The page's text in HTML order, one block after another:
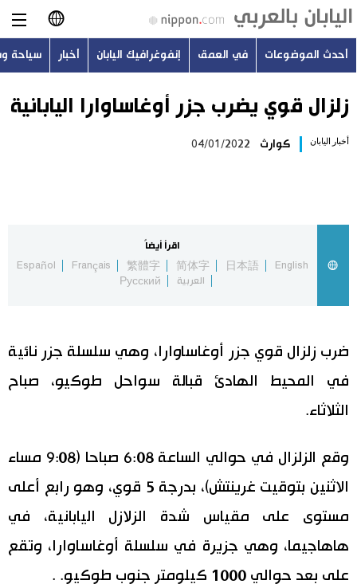
日本語
English
Español
أحدث الموضوعات
اليابان في فيديو
علوم وتكنولوجيا
الأقسام
أحدث الموضوعات في العمق إنفوغرافيك اليابان أخبار سياحة
زلزال قوي يضرب جزر أوغاساوارا اليابانية
أخبار اليابان كوارث 04/01/2022
اقرأ أيضاً
English
日本語
简体字
繁體字
Français
Español
العربية
Русский
ضرب زلزال قوي جزر أوغاساوارا، وهي سلسلة جزر نائية
في المحيط الهادئ قبالة سواحل طوكيو، صباح
الثلاثاء.
وقع الزلزال في حوالي الساعة 6:08 صباحا (9:08 مساء
الاثنين بتوقيت غرينتش)، بدرجة 5 قوي، وهو رابع أعلى
مستوى على مقياس شدة الزلازل اليابانية، في
هاهاجيما، وهي جزيرة في سلسلة أوغاساوارا، وتقع
على بعد حوالي 1000 كيلومتر جنوب طوكيو. .